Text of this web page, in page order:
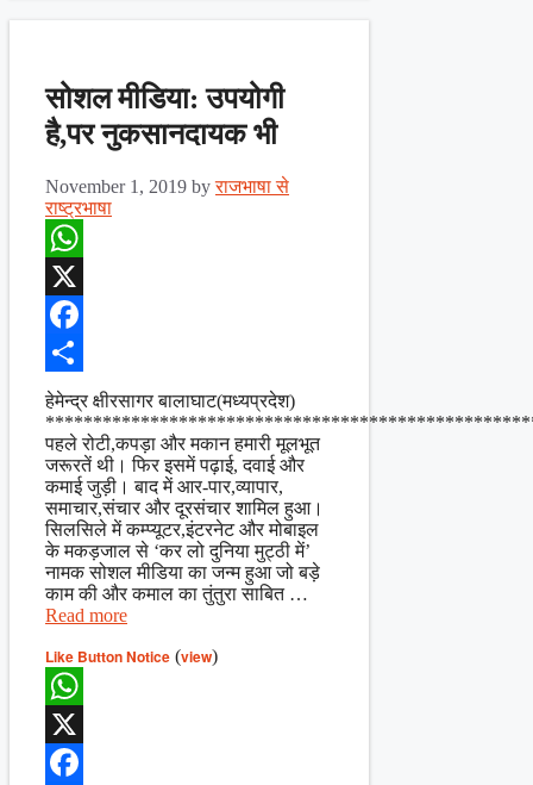
सोशल मीडिया: उपयोगी
है,पर नुकसानदायक भी
November 1, 2019 byराजभाषा से
राष्ट्रभाषा
WhatsApp
X
Facebook
Share
हेमेन्द्र क्षीरसागर बालाघाट(मध्यप्रदेश)
पहले रोटी,कपड़ा और मकान हमारी मूलभूत
जरूरतें थी। फिर इसमें पढ़ाई, दवाई और
कमाई जुड़ी। बाद में आर-पार,व्यापार,
समाचार,संचार और दूरसंचार शामिल हुआ।
सिलसिले में कम्प्यूटर,इंटरनेट और मोबाइल
के मकड़जाल से ‘कर लो दुनिया मुट्ठी में’
नामक सोशल मीडिया का जन्म हुआ जो बड़े
काम की और कमाल का तुंतुरा साबित …
Read more
Like Button Notice (view)
WhatsApp
X